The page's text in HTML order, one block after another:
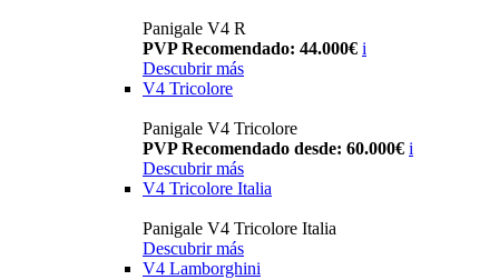
Panigale V4 R
PVP Recomendado: 44.000€ i
Descubrir más
V4 Tricolore
Panigale V4 Tricolore
PVP Recomendado desde: 60.000€ i
Descubrir más
V4 Tricolore Italia
Panigale V4 Tricolore Italia
Descubrir más
V4 Lamborghini